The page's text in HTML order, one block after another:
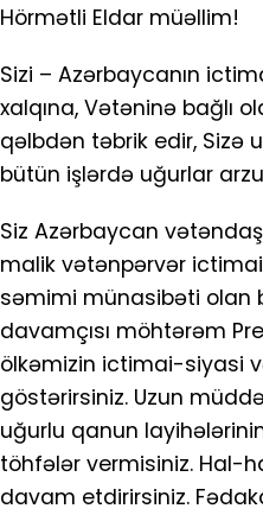
Hörmətli Eldar müəllim!
Sizi – Azərbaycanın
xalqına, Vətəninə bağlı
qəlbdən təbrik edir, Sizə
bütün işlərdə uğurlar
Siz Azərbaycan
malik vətənpərvər
səmimi münasibəti olan
davamçısı möhtərəm
ölkəmizin ictimai-siyasi
göstərirsiniz. Uzun
uğurlu qanun
töhfələr vermisiniz. Hal-
davam etdirirsiniz.